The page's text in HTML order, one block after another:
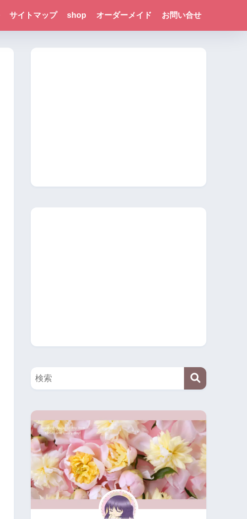
サイトマップ shop オーダーメイド お問い合せ